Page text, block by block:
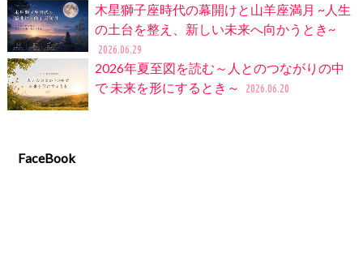
木星獅子座時代の幕開けと山羊座満月 ~人生
の土台を整え、新しい未来へ向かうとき~
2026.06.29
2026年夏至図を読む～人とのつながりの中
で 未来を形にするとき～
2026.06.20
FaceBook